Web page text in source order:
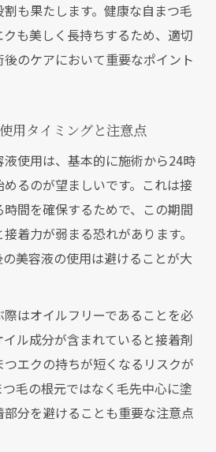
も果たします。健康な自まつ毛
も美しく長持ちするため、適切
のケアにおいて重要なポイント
用タイミングと注意点
液使用は、基本的に施術から24時
るのが望ましいです。これは接
間を確保するためで、この期間
着力が弱まる恐れがあります。
美容液の使用は避けることが大
はオイルフリーであることを必
ル成分が含まれていると接着剤
エクの持ちが短くなるリスクが
毛の根元ではなく毛先中心に塗
分を避けることも重要な注意点